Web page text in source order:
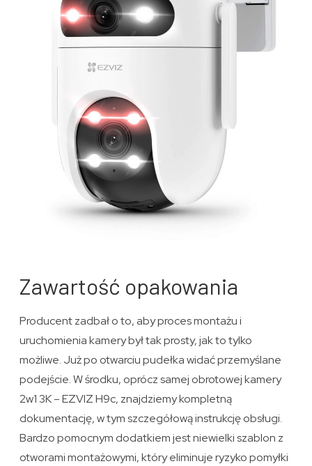
Zawartość opakowania
Producent zadbał o to, aby proces montażu i
uruchomienia kamery był tak prosty, jak to tylko
możliwe. Już po otwarciu pudełka widać przemyślane
podejście. W środku, oprócz samej obrotowej kamery
2w1 3K – EZVIZ H9c, znajdziemy kompletną
dokumentację, w tym szczegółową instrukcję obsługi.
Bardzo pomocnym dodatkiem jest niewielki szablon z
otworami montażowymi, który eliminuje ryzyko pomyłki